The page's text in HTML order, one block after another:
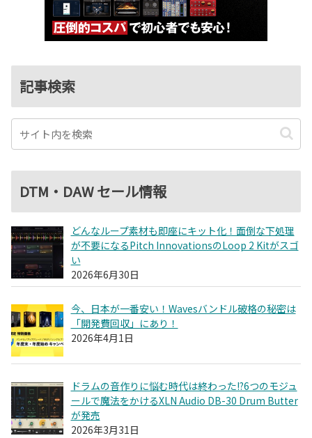
記事検索
DTM・DAW セール情報
どんなループ素材も即座にキット化！面倒な下処理
が不要になるPitch InnovationsのLoop 2 Kitがスゴ
い
2026年6月30日
今、日本が一番安い！Wavesバンドル破格の秘密は
「開発費回収」にあり！
2026年4月1日
ドラムの音作りに悩む時代は終わった!?6つのモジュ
ールで魔法をかけるXLN Audio DB-30 Drum Butter
が発売
2026年3月31日